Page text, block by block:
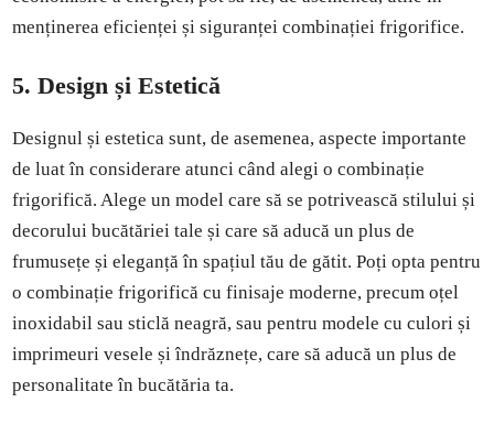
menținerea eficienței și siguranței combinației frigorifice.
5. Design și Estetică
Designul și estetica sunt, de asemenea, aspecte importante
de luat în considerare atunci când alegi o combinație
frigorifică. Alege un model care să se potrivească stilului și
decorului bucătăriei tale și care să aducă un plus de
frumusețe și eleganță în spațiul tău de gătit. Poți opta pentru
o combinație frigorifică cu finisaje moderne, precum oțel
inoxidabil sau sticlă neagră, sau pentru modele cu culori și
imprimeuri vesele și îndrăznețe, care să aducă un plus de
personalitate în bucătăria ta.